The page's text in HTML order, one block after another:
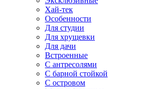
Хай-тек
Особенности
Для студии
Для хрущевки
Для дачи
Встроенные
С антресолями
С барной стойкой
С островом